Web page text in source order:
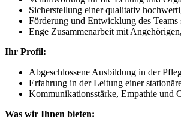
Sicherstellung einer qualitativ
Förderung und Entwicklung des
Enge Zusammenarbeit mit
Ihr Profil:
Abgeschlossene Ausbildung in der
Erfahrung in der Leitung einer
Kommunikationsstärke, Empathie und
Was wir Ihnen bieten: